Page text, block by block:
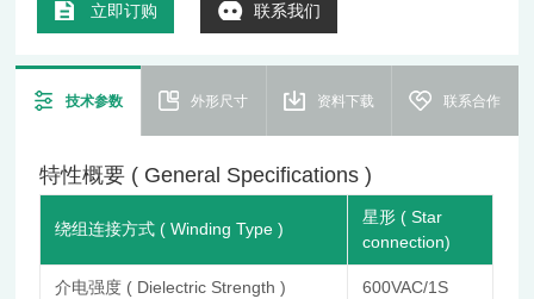
立即订购 联系我们
技术参数 外形尺寸 资料下载 联系合作
特性概要 ( General Specifications )
绕组连接方式 ( Winding Type )
星形 ( Star
connection)
介电强度 ( Dielectric Strength ) 600VAC/1S